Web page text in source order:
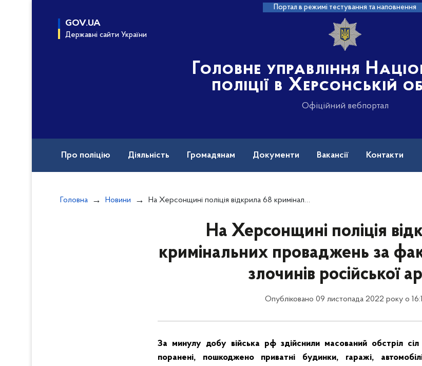
Портал в режимі тестування та наповнення
GOV.UA
Державні сайти України
Головне управління
поліції в Херсонській
Офіційний вебпортал
Про поліцію Діяльність Громадянам Документи Вакансії Контакти
Головна Новини На Херсонщині поліція відкрила 68 кримінальних проваджень за фактами воєнних злочинів російської армії
На Херсонщині поліція
кримінальних проваджень за
злочинів російської
Опубліковано 09 листопада 2022 року о
За минулу добу війська рф здійснили масований обстріл
поранені, пошкоджено приватні будинки, гаражі,